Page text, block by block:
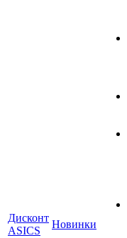
Дисконт
ASICS
Новинки